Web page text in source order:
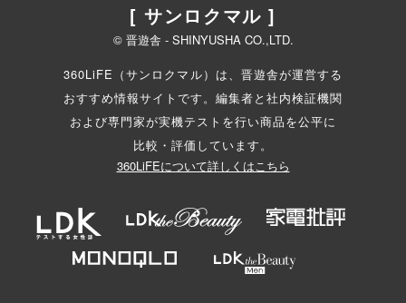
[ サンロクマル ]
© 晋遊舎 - SHINYUSHA CO.,LTD.
360LiFE（サンロクマル）は、晋遊舎が運営する
おすすめ情報サイトです。編集者と社内検証機関
および専門家が実機テストを行い商品を公平に
比較・評価しています。
360LiFEについて詳しくはこちら